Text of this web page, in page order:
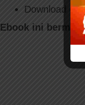
Download
Ebook ini